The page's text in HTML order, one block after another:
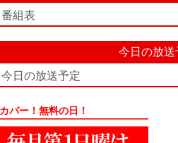
番組表
今日の放送
今日の放送予定
パー！無料の日！